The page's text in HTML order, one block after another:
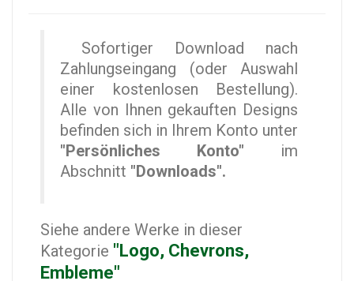
Sofortiger Download nach
Zahlungseingang (oder Auswahl
einer kostenlosen Bestellung).
Alle von Ihnen gekauften Designs
befinden sich in Ihrem Konto unter
"Persönliches Konto" im
Abschnitt "Downloads".
Siehe andere Werke in dieser
Kategorie "Logo, Chevrons,
Embleme"